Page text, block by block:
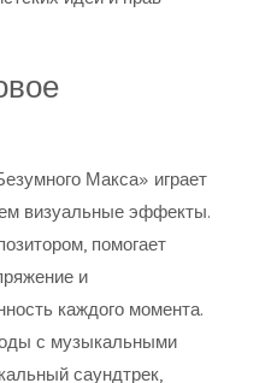
Макса» играет
визуальные эффекты.
помогает
и
каждого момента.
с музыкальными
саундтрек,